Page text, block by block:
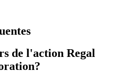
de l'action Regal